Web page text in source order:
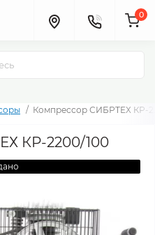
0
Компрессор СИБРТЕХ КР-
КР-2200/100